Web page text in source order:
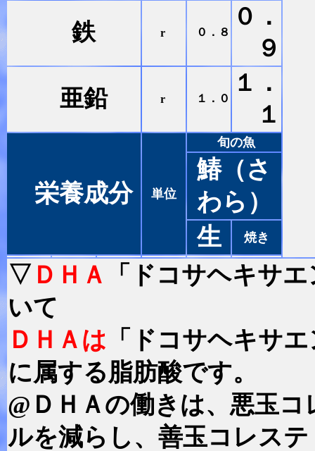
鉄
r ０．８
０．
９
亜鉛
r １．０
１．
１
栄養成分 単位
旬の魚
鰆（さ
わら）
生
焼き
▽ ＤＨＡ
「ドコサヘキサ
いて
ＤＨＡは 「ドコサヘキサ
に属する脂肪酸です。
@ＤＨＡの働きは、悪玉
ルを減らし、善玉コレステ